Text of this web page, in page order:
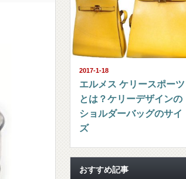
2017-1-18
エルメス ケリースポーツ
とは？ケリーデザインの
ショルダーバッグのサイ
ズ
おすすめ記事